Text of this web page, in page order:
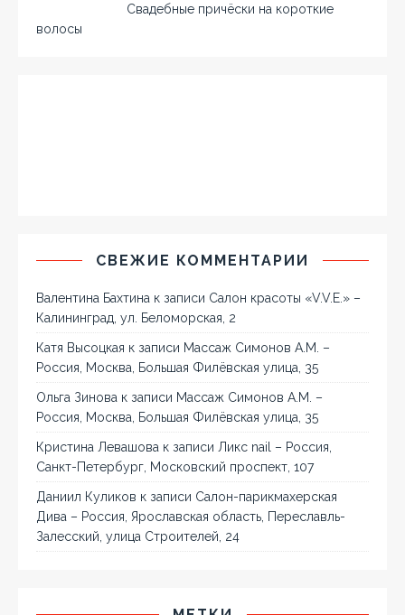
Свадебные причёски на короткие
волосы
СВЕЖИЕ КОММЕНТАРИИ
Валентина Бахтина к записи Салон красоты «V.V.E.» –
Калининград, ул. Беломорская, 2
Катя Высоцкая к записи Массаж Симонов А.М. –
Россия, Москва, Большая Филёвская улица, 35
Ольга Зинова к записи Массаж Симонов А.М. –
Россия, Москва, Большая Филёвская улица, 35
Кристина Левашова к записи Ликс nail – Россия,
Санкт-Петербург, Московский проспект, 107
Даниил Куликов к записи Салон-парикмахерская
Дива – Россия, Ярославская область, Переславль-
Залесский, улица Строителей, 24